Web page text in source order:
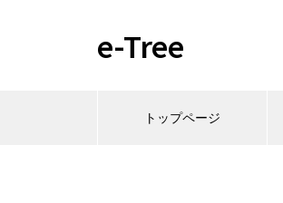
e-Tree
トップページ